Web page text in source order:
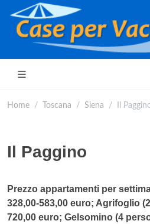
Home Toscana Siena Il
Il Paggino
Prezzo appartamenti per
328,00-583,00 euro; Agrifoglio
720,00 euro; Gelsomino (4